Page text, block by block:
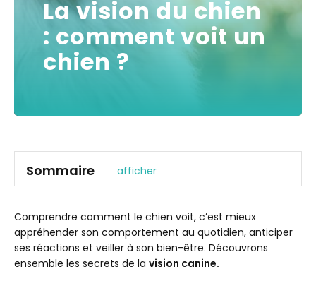
La vision du chien
: comment voit un
chien ?
Sommaire
afficher
?
Acuité visuelle
Champ de vision
Fréquence de vision
Comprendre comment le chien voit, c’est mieux
appréhender son comportement au quotidien, anticiper
ses réactions et veiller à son bien-être. Découvrons
ensemble les secrets de la vision canine.